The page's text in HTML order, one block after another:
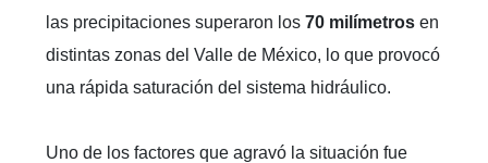
las precipitaciones superaron los 70 milímetros en
distintas zonas del Valle de México, lo que provocó
una rápida saturación del sistema hidráulico.
Uno de los factores que agravó la situación fue